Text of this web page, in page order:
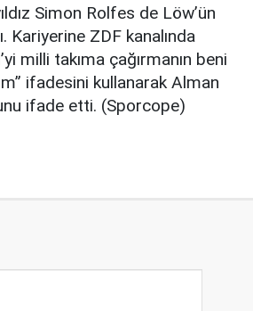
Simon Rolfes de Löw’ün
Kariyerine ZDF kanalında
milli takıma çağırmanın beni
ifadesini kullanarak Alman
ifade etti. (Sporcope)